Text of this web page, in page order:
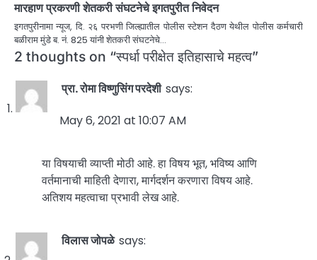
मारहाण प्रकरणी शेतकरी संघटनेचे इगतपुरीत निवेदन
इगतपुरीनामा न्यूज, दि. २६ परभणी जिल्ह्यातील पोलीस स्टेशन दैठण येथील पोलीस कर्मचारी
बळीराम मुंडे ब. नं. 825 यांनी शेतकरी संघटनेचे…
2 thoughts on “स्पर्धा परीक्षेत इतिहासाचे महत्व”
प्रा. रोमा विष्णुसिंग परदेशी says:
May 6, 2021 at 10:07 AM
या विषयाची व्याप्ती मोठी आहे. हा विषय भूत, भविष्य आणि
वर्तमानाची माहिती देणारा, मार्गदर्शन करणारा विषय आहे.
अतिशय महत्वाचा प्रभावी लेख आहे.
विलास जोपळे says: